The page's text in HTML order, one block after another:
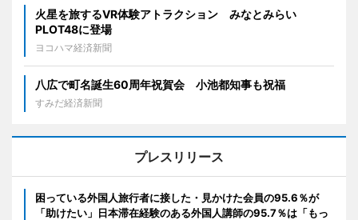
火星を旅するVR体験アトラクション みなとみらい
PLOT48に登場
ヨコハマ経済新聞
八広で町名誕生60周年祝賀会 小池都知事も祝福
すみだ経済新聞
プレスリリース
困っている外国人旅行者に接した・見かけた会員の95.6％が
「助けたい」日本滞在経験のある外国人講師の95.7％は「もっ